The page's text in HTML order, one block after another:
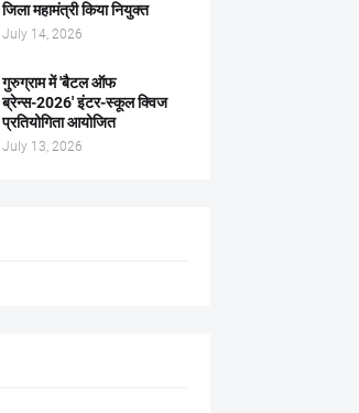
जिला महामंत्री किया नियुक्त
July 14, 2026
गुरुग्राम में 'बैटल ऑफ
ब्रेन्स-2026' इंटर-स्कूल क्विज
प्रतियोगिता आयोजित
July 13, 2026